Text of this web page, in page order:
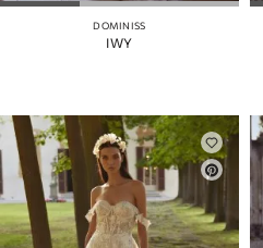
DOMINISS
IWY